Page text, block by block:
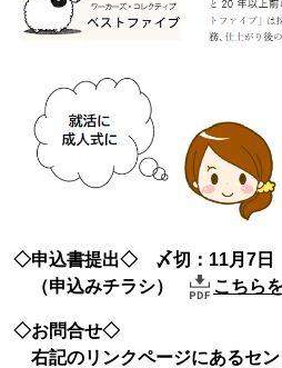
◇申込書提出◇ 〆切：11月7日
（申込みチラシ）
こちら
◇お問合せ◇
右記のリンクページにあるセ